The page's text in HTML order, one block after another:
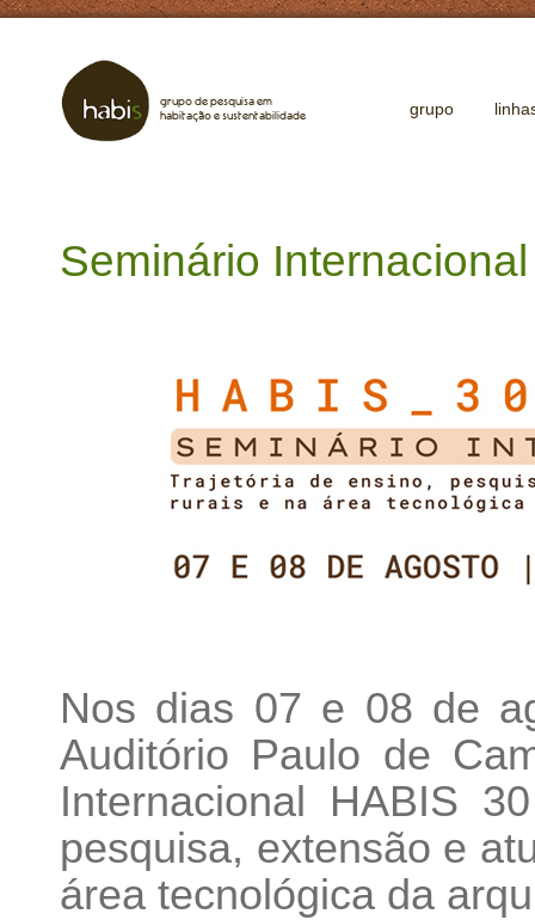
grupo de pesquisa em
habitação e sustentabilidade
grupo
Seminário
Nos dias 07 e 08 de
Auditório Paulo de
Internacional HABIS
pesquisa, extensão e
área tecnológica da